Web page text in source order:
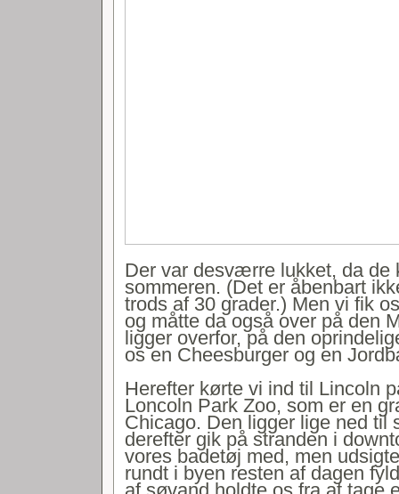
Der var desværre lukket, da de
sommeren. (Det er åbenbart
trods af 30 grader.) Men vi fik
og måtte da også over på den
ligger overfor, på den
os en Cheesburger og en
Herefter kørte vi ind til Lincoln
Loncoln Park Zoo, som er en
Chicago. Den ligger lige ned til
derefter gik på stranden i
vores badetøj med, men
rundt i byen resten af dagen